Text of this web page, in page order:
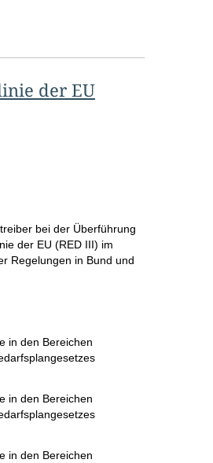
der EU
bei der Überführung
der EU (RED III) im
Regelungen in Bund und
in den Bereichen
in den Bereichen
in den Bereichen